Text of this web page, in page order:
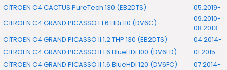
CİTROEN C4 CACTUS PureTech 130 (EB2DTS)
05.2019-
CİTROEN C4 GRAND PICASSO I 1.6 HDi 110 (DV6C)
09.2010-
08.2013
CİTROEN C4 GRAND PICASSO II 1.2 THP 130 (EB2DTS)
04.2014-
CİTROEN C4 GRAND PICASSO II 1.6 BlueHDi 100 (DV6FD)
01.2015-
CİTROEN C4 GRAND PICASSO II 1.6 BlueHDi 120 (DV6FC)
07.2014-